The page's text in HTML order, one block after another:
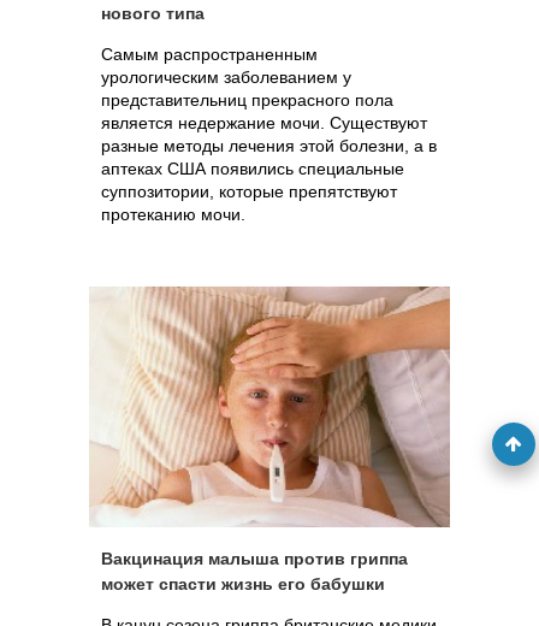
нового типа
Самым распространенным
урологическим заболеванием у
представительниц прекрасного пола
является недержание мочи. Существуют
разные методы лечения этой болезни, а в
аптеках США появились специальные
суппозитории, которые препятствуют
протеканию мочи.
Вакцинация малыша против гриппа
может спасти жизнь его бабушки